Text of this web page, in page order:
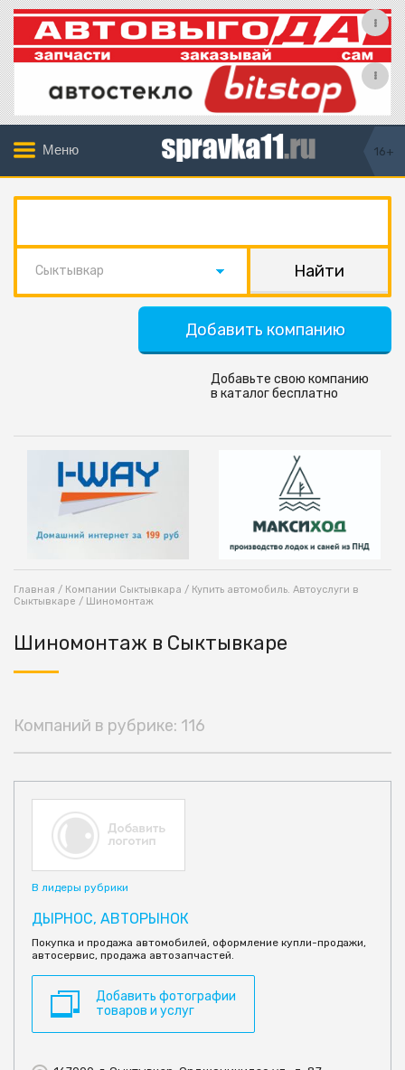
Меню 16+
Сыктывкар
Добавить компанию
Добавьте свою компанию
в каталог бесплатно
Главная / Компании Сыктывкара / Купить автомобиль. Автоуслуги в
Сыктывкаре / Шиномонтаж
Шиномонтаж в Сыктывкаре
Компаний в рубрике: 116
В лидеры рубрики
ДЫРНОС, АВТОРЫНОК
Покупка и продажа автомобилей, оформление купли-продажи,
автосервис, продажа автозапчастей.
Добавить фотографии
товаров и услуг